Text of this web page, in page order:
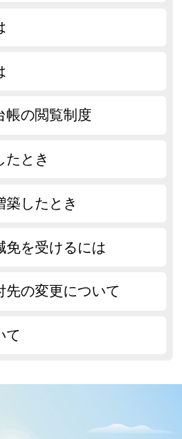
帳の閲覧制度
たとき
築したとき
免を受けるには
先の変更について
て